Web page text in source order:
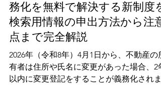
事実です。「台風のせいだから仕方がない
という言い訳は、法的には通用しないケー
が数多く存在します。 この記事では、倒木
事例、山林所有者が取るべき具体的な対策
そして管理しきれない山林を手放す方法ま
で、どこよりも詳しく徹底解説します。最
務化を無料で解決する新制度を
検索用情報の申出方法から注意
点まで完全解説
2026年（令和8年）4月1日から、不動産の所
有者は住所や氏名に変更があった場合、2年
以内に変更登記をすることが義務化されま